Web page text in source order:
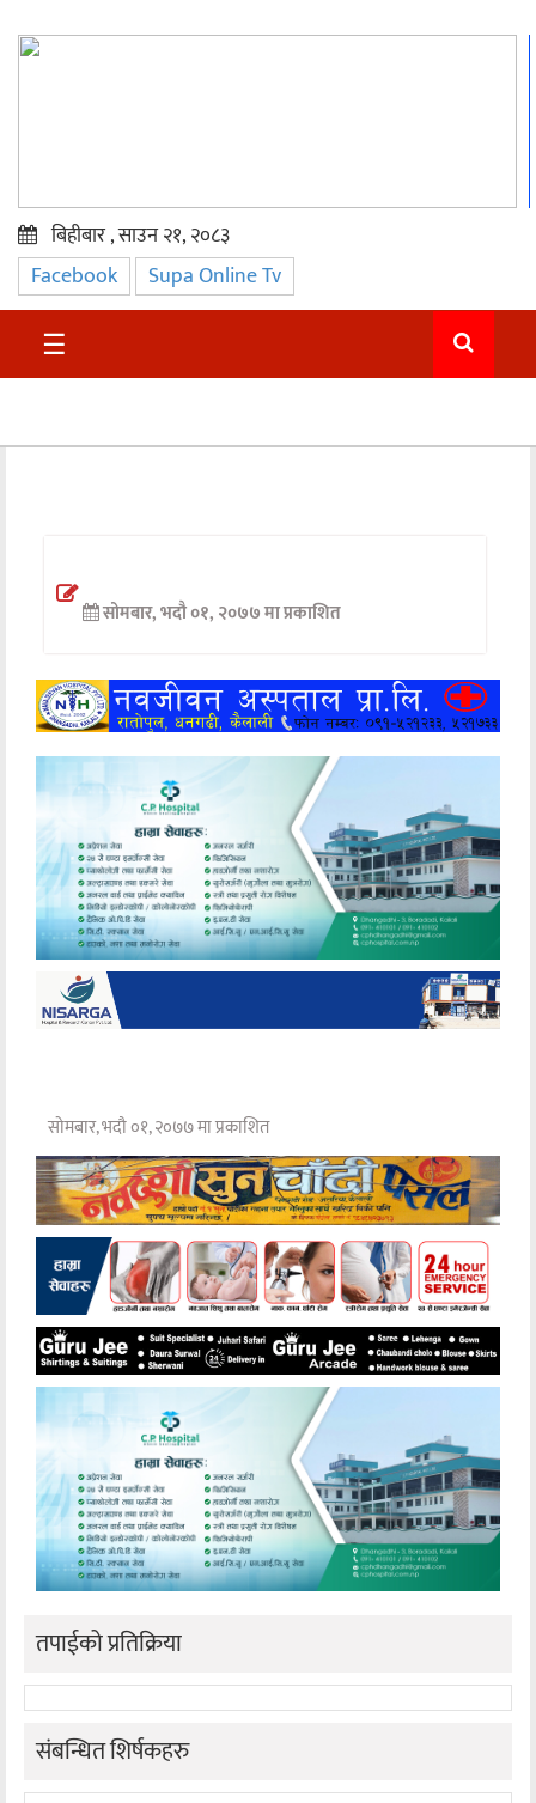
प्रमुख
समाचार
सुदुर
अन्तर्वार्ता
खेलकुद
मनोरञ्जन
अन्य
बिहीबार , साउन २१, २०८३
Facebook Supa Online Tv
☰
सोमबार, भदौ ०१, २०७७ मा प्रकाशित
सोमबार, भदौ ०१, २०७७ मा प्रकाशित
तपाईको प्रतिक्रिया
संबन्धित शिर्षकहरु